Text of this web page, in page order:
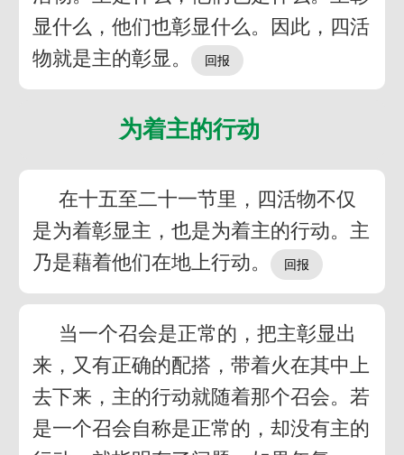
显什么，他们也彰显什么。因此，四活
物就是主的彰显。
为着主的行动
在十五至二十一节里，四活物不仅
是为着彰显主，也是为着主的行动。主
乃是藉着他们在地上行动。
当一个召会是正常的，把主彰显出
来，又有正确的配搭，带着火在其中上
去下来，主的行动就随着那个召会。若
是一个召会自称是正常的，却没有主的